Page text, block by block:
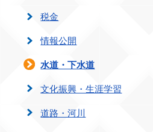
税金
情報公開
水道・下水道
文化振興・生涯学習
道路・河川